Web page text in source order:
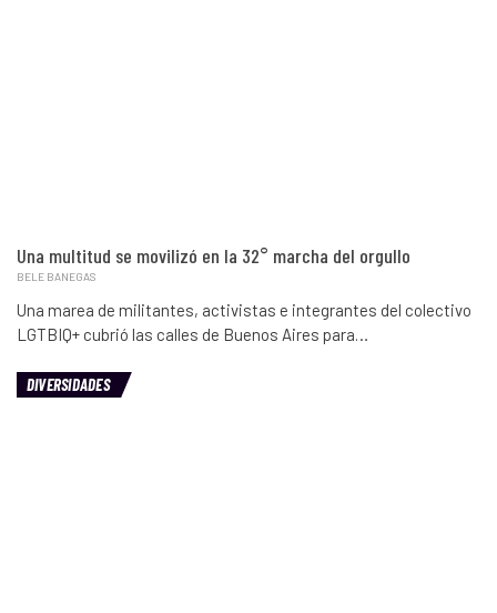
Una multitud se movilizó en la 32° marcha del orgullo
BELE BANEGAS
Una marea de militantes, activistas e integrantes del colectivo
LGTBIQ+ cubrió las calles de Buenos Aires para…
DIVERSIDADES